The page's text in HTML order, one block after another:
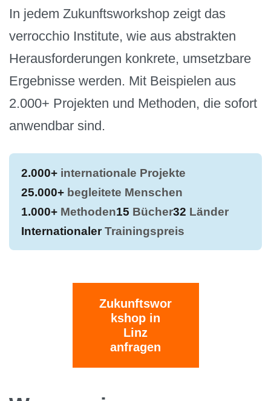
In jedem Zukunftsworkshop zeigt das
verrocchio Institute, wie aus abstrakten
Herausforderungen konkrete, umsetzbare
Ergebnisse werden. Mit Beispielen aus
2.000+ Projekten und Methoden, die sofort
anwendbar sind.
2.000+ internationale Projekte
25.000+ begleitete Menschen
1.000+ Methoden15 Bücher32 Länder
InternationalerTrainingspreis
Zukunftswor
kshop in
Linz
anfragen